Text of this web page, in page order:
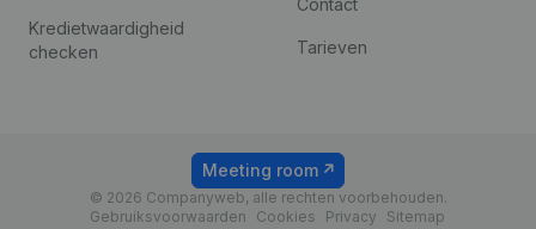
Kredietwaardigheid
checken
Contact
Tarieven
© 2026 Companyweb, alle rechten voorbehouden.
Gebruiksvoorwaarden
Cookies Privacy Sitemap
Meeting room